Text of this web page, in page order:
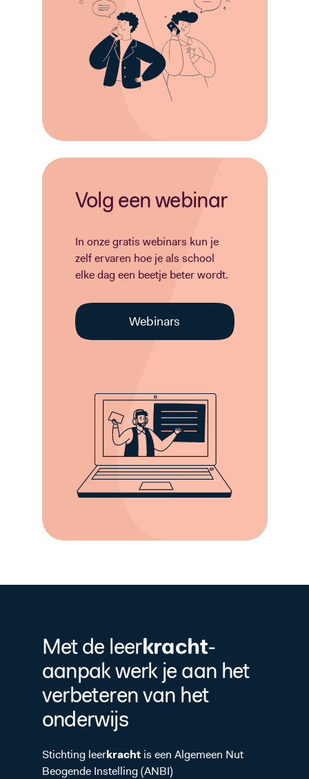
Volg een webinar
In onze gratis webinars kun je
zelf ervaren hoe je als school
elke dag een beetje beter wordt.
Webinars
Met de leerkracht-
aanpak werk je aan het
verbeteren van het
onderwijs
Stichting leerkrachtis een Algemeen Nut
Beogende Instelling (ANBI)